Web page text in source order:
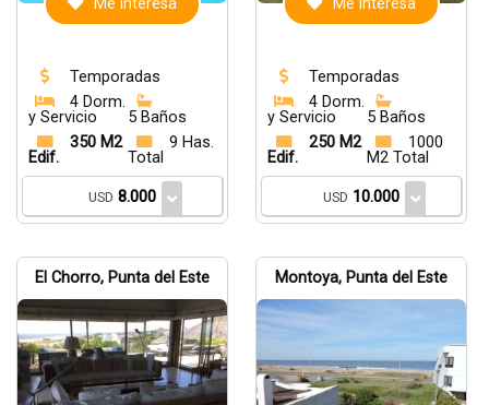
Me interesa
Temporadas
4 Dorm.
y Servicio
5 Baños
350 M2
Edif.
9 Has.
Total
USD 8.000
Me interesa
Temporadas
4 Dorm.
y Servicio
5 Baños
250 M2
Edif.
1000
M2 Total
USD 10.000
El Chorro, Punta del Este Montoya, Punta del Este